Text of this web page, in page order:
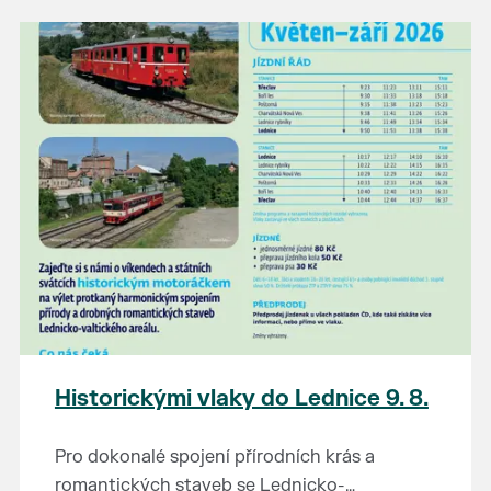
Prodejce prosíme tradičně o příchod 30
minut před začátkem, aby si vše na
prodejních místech stihli přichystat. Pokud
plánujete přijít a chcete rezervovat prodejní
místo, potvrďte prosím účast přes email
petr.vlasak@breclav.eu nebo zde v události,
ať víme, s kolika lidmi máme počítat. Počet
prodejních míst je omezen.
Těšíme se jako vždy!
Historickými vlaky do Lednice 9. 8.
Pro dokonalé spojení přírodních krás a
romantických staveb se Lednicko-